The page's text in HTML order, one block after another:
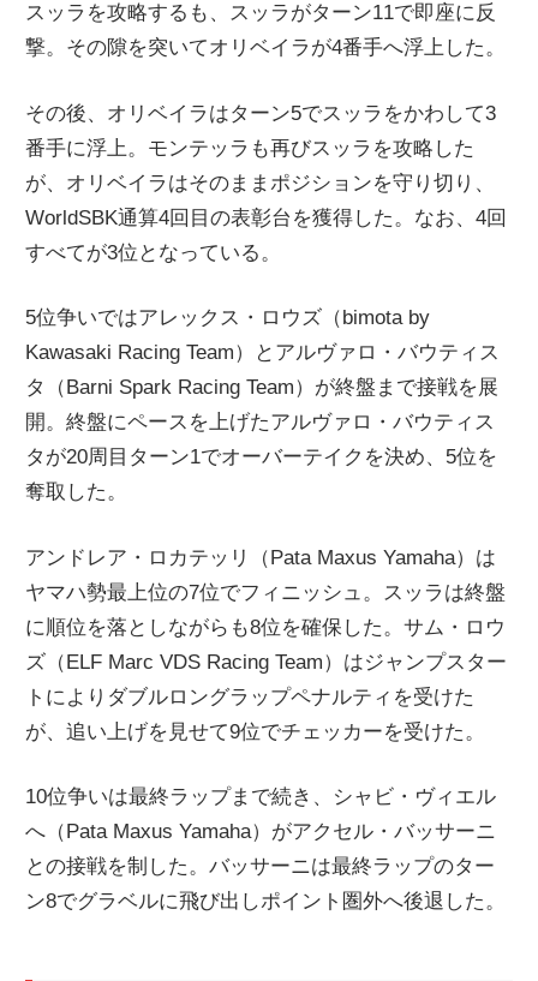
スッラを攻略するも、スッラがターン11で即座に反
撃。その隙を突いてオリベイラが4番手へ浮上した。
その後、オリベイラはターン5でスッラをかわして3
番手に浮上。モンテッラも再びスッラを攻略した
が、オリベイラはそのままポジションを守り切り、
WorldSBK通算4回目の表彰台を獲得した。なお、4回
すべてが3位となっている。
5位争いではアレックス・ロウズ（bimota by
Kawasaki Racing Team）とアルヴァロ・バウティス
タ（Barni Spark Racing Team）が終盤まで接戦を展
開。終盤にペースを上げたアルヴァロ・バウティス
タが20周目ターン1でオーバーテイクを決め、5位を
奪取した。
アンドレア・ロカテッリ（Pata Maxus Yamaha）は
ヤマハ勢最上位の7位でフィニッシュ。スッラは終盤
に順位を落としながらも8位を確保した。サム・ロウ
ズ（ELF Marc VDS Racing Team）はジャンプスター
トによりダブルロングラップペナルティを受けた
が、追い上げを見せて9位でチェッカーを受けた。
10位争いは最終ラップまで続き、シャビ・ヴィエル
へ（Pata Maxus Yamaha）がアクセル・バッサーニ
との接戦を制した。バッサーニは最終ラップのター
ン8でグラベルに飛び出しポイント圏外へ後退した。